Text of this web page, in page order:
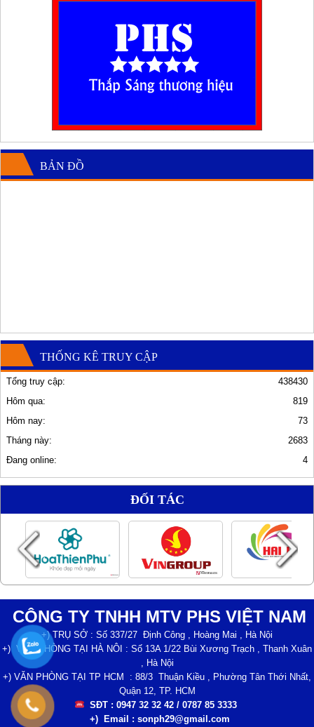
BẢN ĐỒ
THỐNG KÊ TRUY CẬP
438430
Tổng truy cập:
819
Hôm qua:
73
Hôm nay:
2683
Tháng này:
4
Đang online:
ĐỐI TÁC
CÔNG TY TNHH MTV PHS VIỆT NAM
+) TRỤ SỞ : Số 337/27 Định Công , Hoàng Mai , Hà Nội
+) VĂN PHÒNG TẠI HÀ NÔI : Số 13A 1/22 Bùi Xương Trạch , Thanh Xuân
, Hà Nội
+) VĂN PHÒNG TẠI TP HCM : 88/3 Thuận Kiều , Phường Tân Thới Nhất,
Quận 12, TP. HCM
SĐT : 0947 32 32 42 / 0787 85 3333
+) Email : sonph29@gmail.com